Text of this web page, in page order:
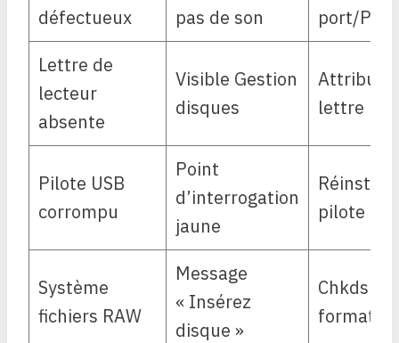
défectueux
pas de son
port/PC
Lettre de
lecteur
absente
Visible Gestion
disques
Attribuer
lettre
Pilote USB
corrompu
Point
d’interrogation
jaune
pilote
Système
fichiers RAW
Message
« Insérez
disque »
Chkdsk /